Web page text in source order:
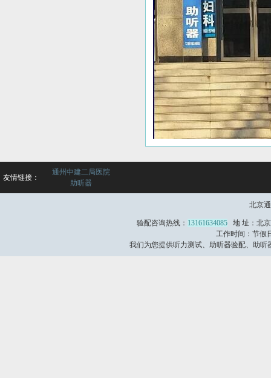
友情链接：
通州中建二局医院
助听器
北京
验配咨询热线： 13161634085 地 址：北
工作时间：节假
我们为您提供听力测试、助听器验配、助